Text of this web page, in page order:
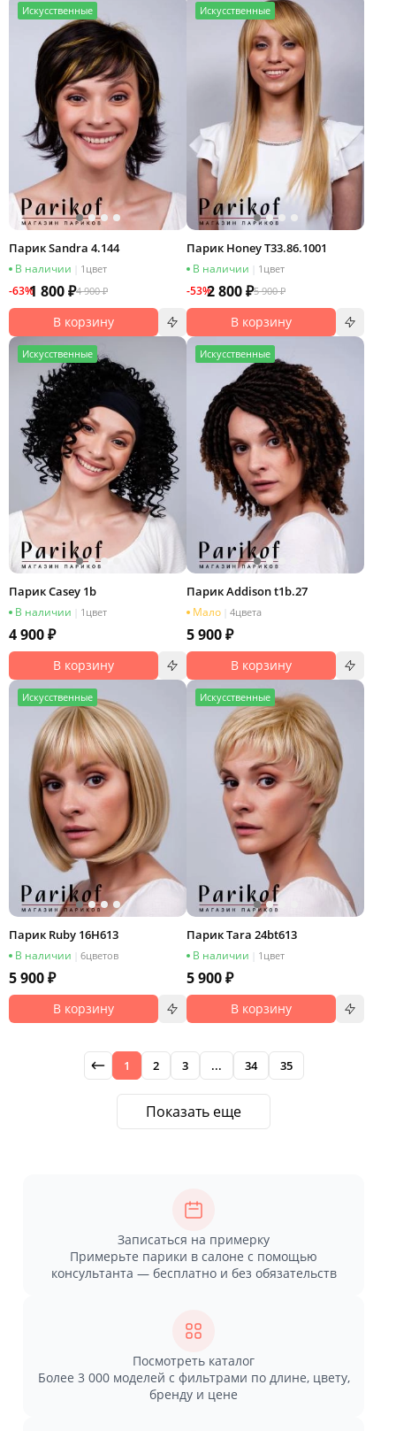
Искусственные
Парик Sandra 4.144
В наличии 1 цвет
-63%1 800 ₽4 900 ₽
В корзину
Искусственные
Парик Honey T33.86.1001
В наличии 1 цвет
-53%2 800 ₽5 900 ₽
В корзину
Искусственные
Парик Casey 1b
В наличии 1 цвет
4 900 ₽
В корзину
Искусственные
Парик Addison t1b.27
Мало 4цвета
5 900 ₽
В корзину
Искусственные
Парик Ruby 16H613
В наличии 6цветов
5 900 ₽
В корзину
Искусственные
Парик Tara 24bt613
В наличии 1 цвет
5 900 ₽
В корзину
1 2 3 ... 34 35
Показать еще
Записаться на примерку
Примерьте парики в салоне с помощью
консультанта — бесплатно и без обязательств
Посмотреть каталог
Более 3 000 моделей с фильтрами по длине, цвету,
бренду и цене